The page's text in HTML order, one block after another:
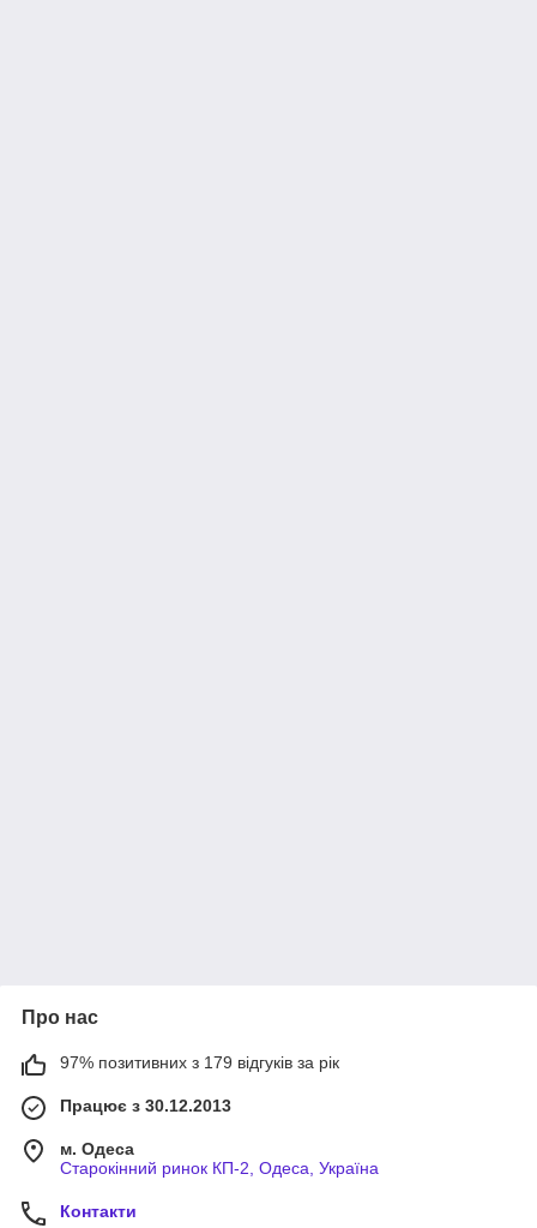
Про нас
97% позитивних з 179 відгуків за рік
Працює з 30.12.2013
м. Одеса
Старокінний ринок КП-2, Одеса, Україна
Контакти